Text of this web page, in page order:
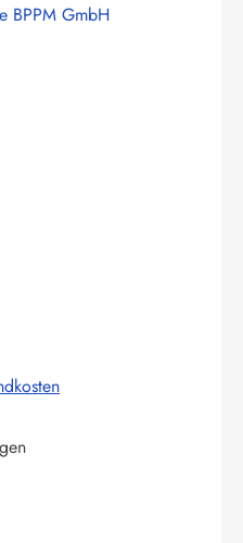
BPPM GmbH
gewünschten